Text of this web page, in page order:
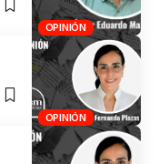
OPINIÓN
OPINIÓN